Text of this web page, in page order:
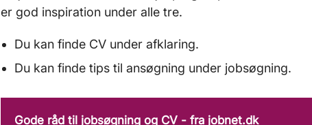
er god inspiration under alle tre.
Du kan finde CV under afklaring.
Du kan finde tips til ansøgning under jobsøgning.
Gode råd til jobsøgning og CV - fra jobnet.dk